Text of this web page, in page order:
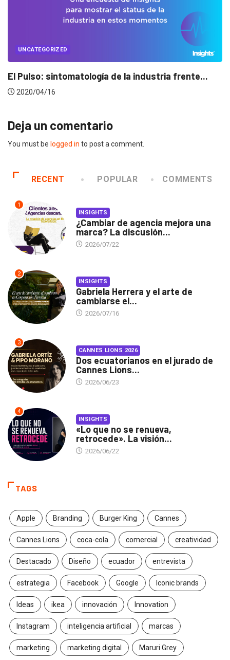
UNCATEGORIZED
Conectados en época de pausa
2020/04/14
Deja un comentario
You must be logged in to post a comment.
RECENT POPULAR COMMENTS
1
INSIGHTS
¿Cambiar de agencia mejora una
marca? La discusión...
2026/07/22
2
INSIGHTS
Gabriela Herrera y el arte de
cambiarse el...
2026/07/16
3
CANNES LIONS 2026
Dos ecuatorianos en el jurado de
Cannes Lions...
2026/06/23
4
INSIGHTS
«Lo que no se renueva,
retrocede». La visión...
2026/06/22
TAGS
Apple Branding Burger King Cannes
Cannes Lions coca-cola comercial creatividad
Destacado Diseño ecuador entrevista
estrategia Facebook Google Iconic brands
Ideas ikea innovación Innovation
Instagram inteligencia artificial marcas
marketing marketing digital Maruri Grey